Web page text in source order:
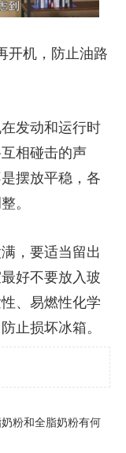
开机，防止油路
发动和运行时
相碰击的声
摆放平稳，各
。
，要适当留出
好不要放入玻
、易燃性化学
止损坏冰箱。
粉和全脂奶粉有何